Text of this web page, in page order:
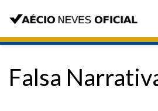
Falsa